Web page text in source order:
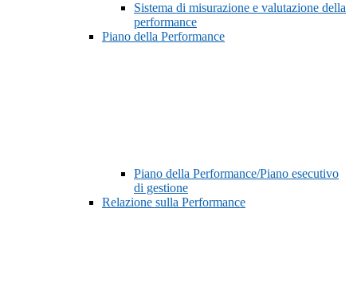
Sistema di misurazione e valutazione della
performance
Piano della Performance
Piano della Performance/Piano esecutivo
di gestione
Relazione sulla Performance